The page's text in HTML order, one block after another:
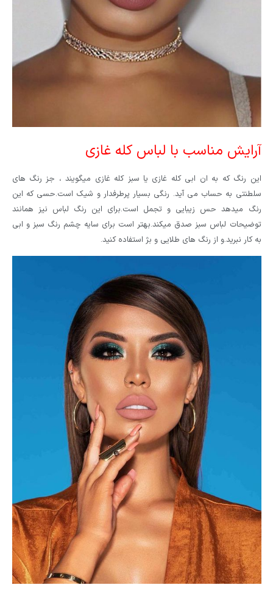
آرایش مناسب با لباس کله غازی
این رنگ که به ان ابی کله غازی یا سبز کله غازی میگویند ، جز رنگ های
سلطنتی به حساب می آید. رنگی بسیار پرطرفدار و شیک است.حسی که این
رنگ میدهد حس زیبایی و تجمل است.برای این رنگ لباس نیز همانند
توضیحات لباس سبز صدق میکند.بهتر است برای سایه چشم رنگ سبز و ابی
به کار نبرید.و از رنگ های طلایی و بژ استفاده کنید.